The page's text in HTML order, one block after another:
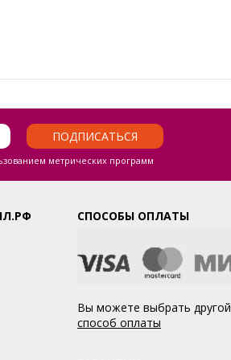
ПОДПИСАТЬСЯ
метрических программ
СПОСОБЫ ОПЛАТЫ
Вы можете выбрать другой
способ оплаты